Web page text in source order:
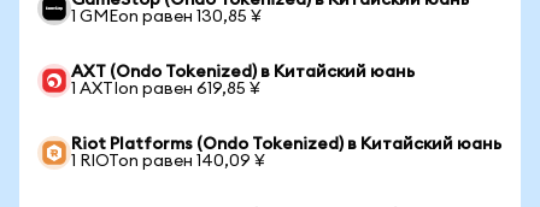
1 GMEon равен 130,85 ¥
AXT (Ondo Tokenized) в Китайский юань
1 AXTIon равен 619,85 ¥
Riot Platforms (Ondo Tokenized) в Китайский юань
1 RIOTon равен 140,09 ¥